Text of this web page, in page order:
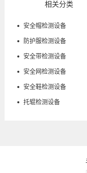
相关分类
安全帽检测设备
防护服检测设备
安全带检测设备
安全网检测设备
安全鞋检测设备
托辊检测设备